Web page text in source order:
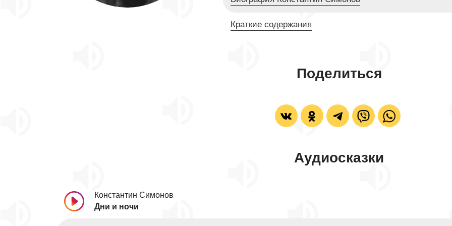
Краткие содержания
Поделиться
Аудиосказки
Константин Симонов
Дни и ночи